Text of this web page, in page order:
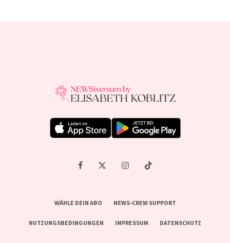
WÄHLE DEIN ABO NEWS-CREW SUPPORT
NUTZUNGSBEDINGUNGEN IMPRESSUM DATENSCHUTZ